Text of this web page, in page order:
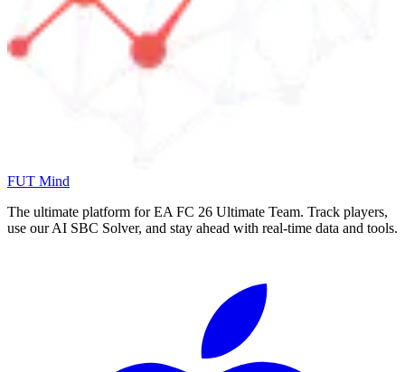
FUT Mind
The ultimate platform for EA FC 26 Ultimate Team. Track players,
use our AI SBC Solver, and stay ahead with real-time data and tools.